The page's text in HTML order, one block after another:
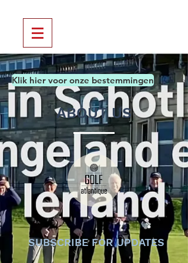
Klik hier voor onze bestemmingen
ABOUT US
SUBSCRIBE FOR UPDATES